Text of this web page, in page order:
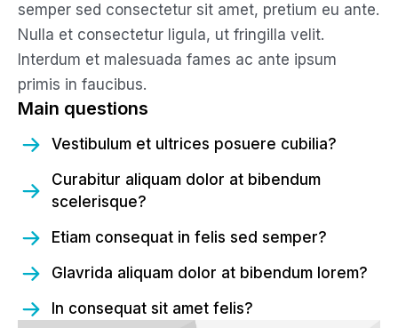
semper sed consectetur sit amet, pretium eu ante.
Nulla et consectetur ligula, ut fringilla velit.
Interdum et malesuada fames ac ante ipsum
primis in faucibus.
Main questions
Vestibulum et ultrices posuere cubilia?
Curabitur aliquam dolor at bibendum
scelerisque?
Etiam consequat in felis sed semper?
Glavrida aliquam dolor at bibendum lorem?
In consequat sit amet felis?